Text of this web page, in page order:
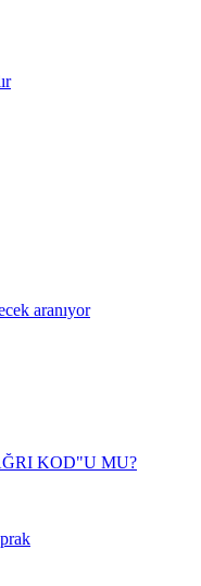
aranıyor
KOD"U MU?